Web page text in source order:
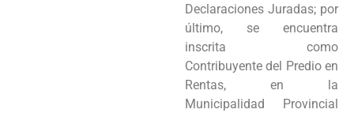
Declaraciones Juradas; por
último, se encuentra
inscrita como
Contribuyente del Predio en
Rentas, en la
Municipalidad Provincial